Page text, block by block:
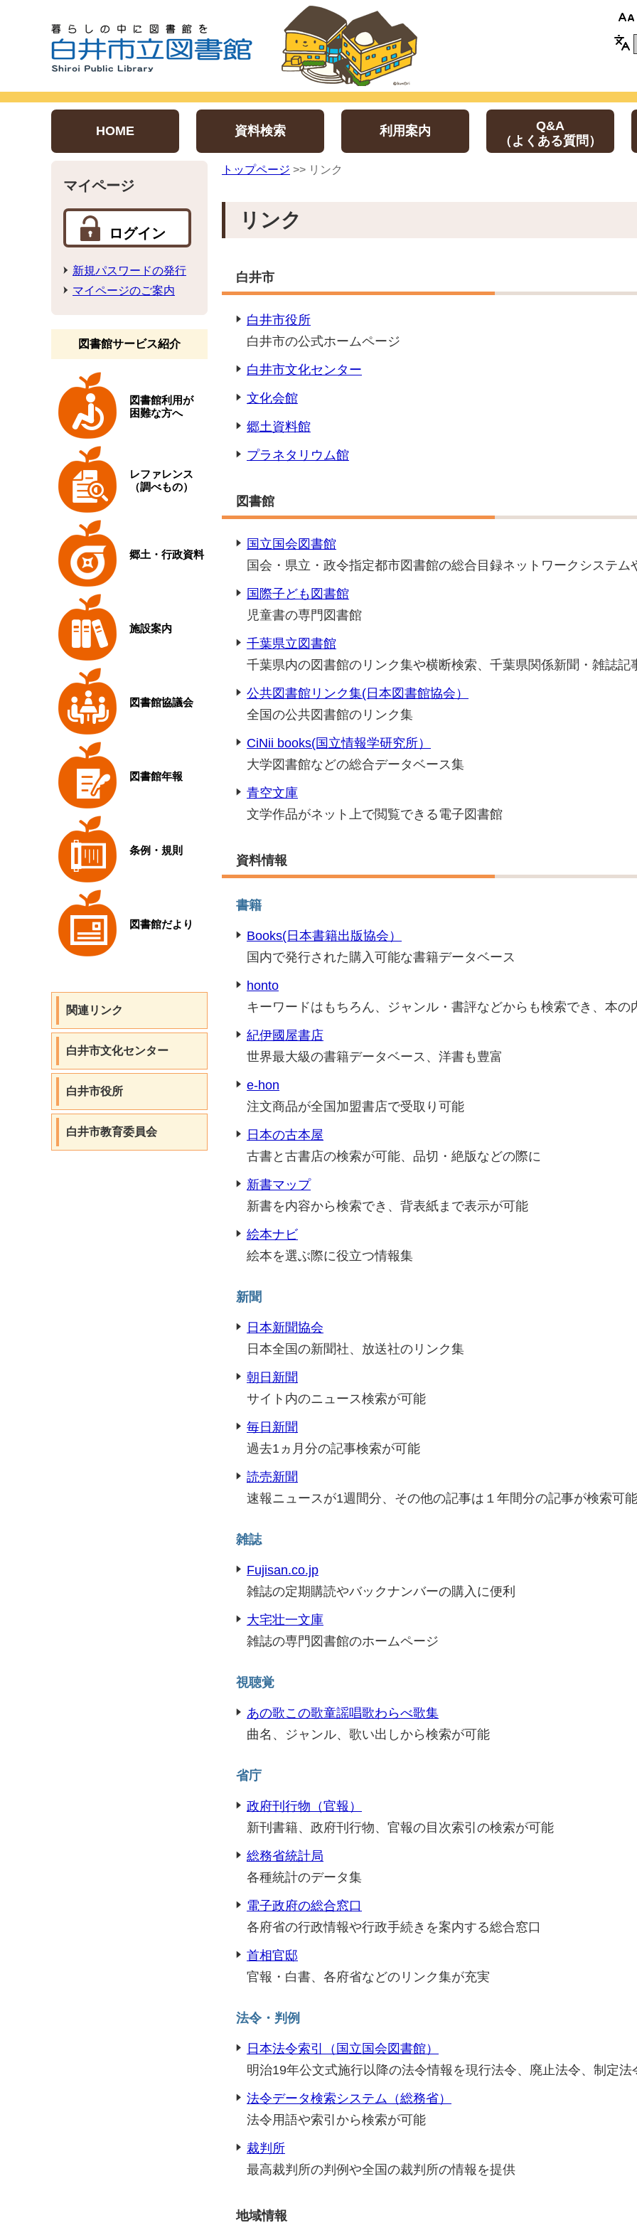
HOME 資料検索 利用案内
Q&A
（よくある質問）
マイページ
ログイン
新規パスワードの発行
マイページのご案内
図書館サービス紹介
図書館利用が
困難な方へ
レファレンス
（調べもの）
郷土・行政資料
施設案内
図書館協議会
図書館年報
条例・規則
図書館だより
関連リンク
白井市文化センター
白井市役所
白井市教育委員会
トップページ >> リンク
リンク
白井市
白井市役所
白井市の公式ホームページ
白井市文化センター
文化会館
郷土資料館
プラネタリウム館
図書館
国立国会図書館
国会・県立・政令指定都市図書館の総合目録ネットワークシステ
国際子ども図書館
児童書の専門図書館
千葉県立図書館
千葉県内の図書館のリンク集や横断検索、千葉県関係新聞・雑誌記
公共図書館リンク集(日本図書館協会）
全国の公共図書館のリンク集
CiNii books(国立情報学研究所）
大学図書館などの総合データベース集
青空文庫
文学作品がネット上で閲覧できる電子図書館
資料情報
書籍
Books(日本書籍出版協会）
国内で発行された購入可能な書籍データベース
honto
キーワードはもちろん、ジャンル・書評などからも検索でき、本の
紀伊國屋書店
世界最大級の書籍データベース、洋書も豊富
e-hon
注文商品が全国加盟書店で受取り可能
日本の古本屋
古書と古書店の検索が可能、品切・絶版などの際に
新書マップ
新書を内容から検索でき、背表紙まで表示が可能
絵本ナビ
絵本を選ぶ際に役立つ情報集
新聞
日本新聞協会
日本全国の新聞社、放送社のリンク集
朝日新聞
サイト内のニュース検索が可能
毎日新聞
過去1ヵ月分の記事検索が可能
読売新聞
速報ニュースが1週間分、その他の記事は１年間分の記事が検索可能
雑誌
Fujisan.co.jp
雑誌の定期購読やバックナンバーの購入に便利
大宅壮一文庫
雑誌の専門図書館のホームページ
視聴覚
あの歌この歌童謡唱歌わらべ歌集
曲名、ジャンル、歌い出しから検索が可能
省庁
政府刊行物（官報）
新刊書籍、政府刊行物、官報の目次索引の検索が可能
総務省統計局
各種統計のデータ集
電子政府の総合窓口
各府省の行政情報や行政手続きを案内する総合窓口
首相官邸
官報・白書、各府省などのリンク集が充実
法令・判例
日本法令索引（国立国会図書館）
明治19年公文式施行以降の法令情報を現行法令、廃止法令、制定法
法令データ検索システム（総務省）
法令用語や索引から検索が可能
裁判所
最高裁判所の判例や全国の裁判所の情報を提供
地域情報